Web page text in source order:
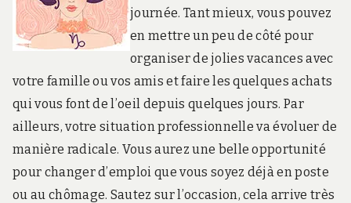
journée. Tant mieux, vous pouvez
en mettre un peu de côté pour
organiser de jolies vacances avec
votre famille ou vos amis et faire les quelques achats
qui vous font de l’oeil depuis quelques jours. Par
ailleurs, votre situation professionnelle va évoluer de
manière radicale. Vous aurez une belle opportunité
pour changer d’emploi que vous soyez déjà en poste
ou au chômage. Sautez sur l’occasion, cela arrive très